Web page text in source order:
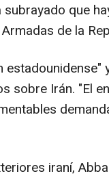
que
de la
estadounidense"
sobre Irán. "El
iraní,